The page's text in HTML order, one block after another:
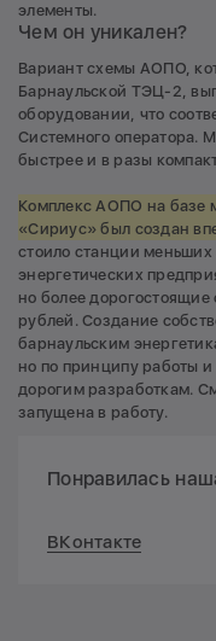
элементы.
Чем он уникален?
Вариант схемы АОПО,
Барнаульской ТЭЦ-2,
оборудовании, что
Системного оператора.
быстрее и в разы
Комплекс АОПО на базе
«Сириус» был создан
стоило станции
энергетических
но более
рублей. Создание
барнаульским
но по принципу работы
дорогим разработкам.
запущена в работу.
Понравилась
ВКонтакте